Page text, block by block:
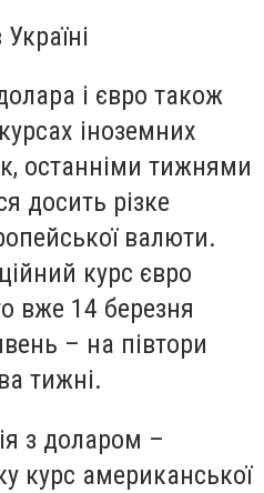
і євро також
іноземних
останніми тижнями
досить різке
валюти.
курс євро
вже 14 березня
– на півтори
тижні.
з доларом –
курс американської